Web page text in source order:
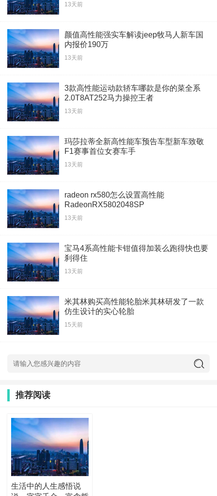
13天前
颜值高性能强实车解读jeep牧马人新车国
内报价190万
13天前
3款高性能运动款轿车哪款是你的菜全系
2.0T8AT252马力操控王者
13天前
玛莎拉蒂全新高性能车预告车型新车致敬
F1赛事首位女赛车手
13天前
radeon rx580怎么设置高性能
RadeonRX5802048SP
13天前
宝马4系高性能卡钳值得加装么跑得快也要
刹得住
13天前
米其林购买高性能轮胎米其林研发了一款
仿生设计的实心轮胎
15天前
推荐阅读
生活中的人生感悟说